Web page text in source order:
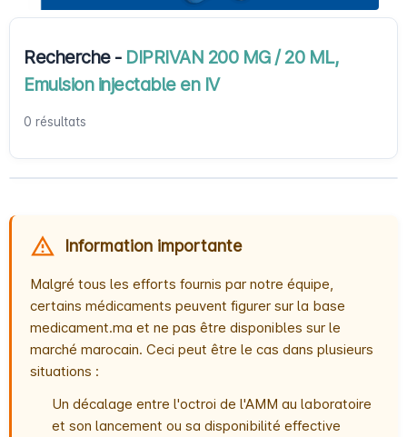
Recherche - DIPRIVAN 200 MG / 20 ML,
Emulsion injectable en IV
0 résultats
Information importante
Malgré tous les efforts fournis par notre équipe,
certains médicaments peuvent figurer sur la base
medicament.ma et ne pas être disponibles sur le
marché marocain. Ceci peut être le cas dans plusieurs
situations :
Un décalage entre l'octroi de l'AMM au laboratoire
et son lancement ou sa disponibilité effective